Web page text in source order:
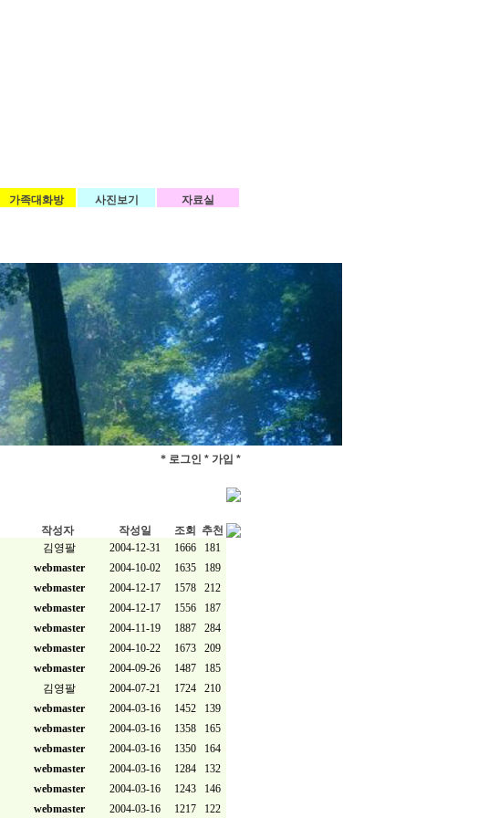
가족대화방 사진보기 자료실
* 로그인 * 가입 *
작성자 작성일 조회
추천
김영팔 2004-12-31 1666
181
webmaster 2004-10-02 1635
189
webmaster 2004-12-17 1578
212
webmaster 2004-12-17 1556
187
webmaster 2004-11-19 1887
284
webmaster 2004-10-22 1673
209
webmaster 2004-09-26 1487
185
김영팔 2004-07-21 1724
210
webmaster 2004-03-16 1452
139
webmaster 2004-03-16 1358
165
webmaster 2004-03-16 1350
164
webmaster 2004-03-16 1284
132
webmaster 2004-03-16 1243
146
webmaster 2004-03-16 1217 122